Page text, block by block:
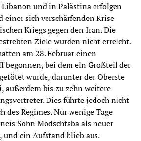
und in Palästina erfolgen
einer sich verschärfenden Krise
Kriegs gegen den Iran. Die
Ziele wurden nicht erreicht.
am 28. Februar einen
begonnen, bei dem ein Großteil der
wurde, darunter der Oberste
außerdem bis zu zehn weitere
Dies führte jedoch nicht
des Regimes. Nur wenige Tage
Sohn Modschtaba als neuer
ein Aufstand blieb aus.